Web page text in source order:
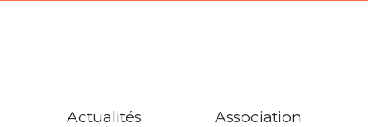
Actualités
Association